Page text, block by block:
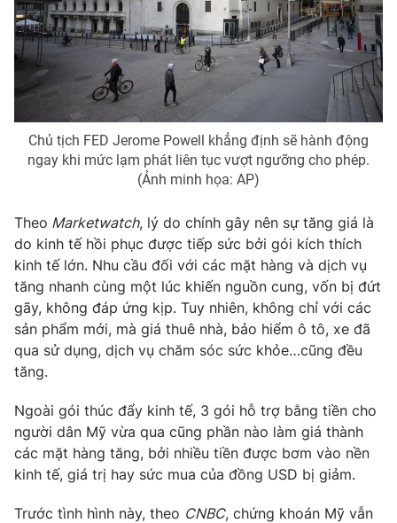
Chuyên mục khác
Emagazine Podcast
Photo Infographic
Video Shorts video
VTV Sức khoẻ Bất động sản
Thị trường 24h Tấm lòng Việt
VTV4 Vươn mình bằng AI
VTV9 VTV8
Liên hệ tòa soạn English
Chủ tịch FED Jerome Powell khẳng định sẽ hành động
ngay khi mức lạm phát liên tục vượt ngưỡng cho phép.
(Ảnh minh họa: AP)
Theo Marketwatch, lý do chính gây nên sự tăng giá là
do kinh tế hồi phục được tiếp sức bởi gói kích thích
kinh tế lớn. Nhu cầu đối với các mặt hàng và dịch vụ
tăng nhanh cùng một lúc khiến nguồn cung, vốn bị đứt
gãy, không đáp ứng kịp. Tuy nhiên, không chỉ với các
sản phẩm mới, mà giá thuê nhà, bảo hiểm ô tô, xe đã
qua sử dụng, dịch vụ chăm sóc sức khỏe…cũng đều
tăng.
Ngoài gói thúc đẩy kinh tế, 3 gói hỗ trợ bằng tiền cho
người dân Mỹ vừa qua cũng phần nào làm giá thành
các mặt hàng tăng, bởi nhiều tiền được bơm vào nền
kinh tế, giá trị hay sức mua của đồng USD bị giảm.
Trước tình hình này, theo CNBC, chứng khoán Mỹ vẫn